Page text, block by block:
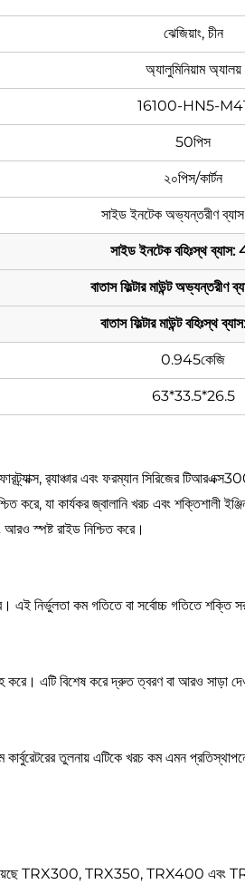
ঝেজিয়াং, চীন
অ্যালুমিনিয়াম অ্যালয়
16100-HN5-
50পিস
২০পিস/কার্টন
সাইড ইনটেক অভ্যন্তরীণ
সাইড ইনটেক বহিঃস্থ ব্যাস:
বাতাস ফিল্টার মাউন্ট অভ্যন্তরীণ
বাতাস ফিল্টার মাউন্ট বহিঃস্থ
0.945কেজি
63*33.5*26.5
ফোরট্র্যাক্স, র‍্যাঞ্চার এবং ফরম্যান সিরিজের
করে, যা কার্যকর জ্বালানি খরচ এবং শক্তিশালী
স্পষ্ট রাইড নিশ্চিত করে।
এই নির্ভুলতা কম গতিতে বা সর্বোচ্চ গতিতে
এটি বিশেষ করে দ্রুত ত্বরণ বা আরও সাড়া
তুলনায় এটিকে খরচ কম এমন
TRX300, TRX350, TRX400 এবং